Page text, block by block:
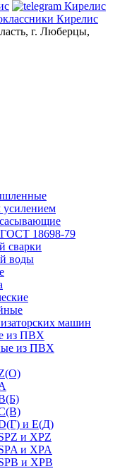
г. Люберцы,
усилением
18698-79
сварки
воды
машин
из ПВХ
из ПВХ
и Е(Д)
и XPZ
и XPA
и XPB